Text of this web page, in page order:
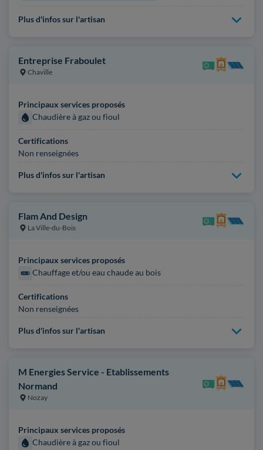
Plus d'infos sur l'artisan
Entreprise Fraboulet
Chaville
Principaux services proposés
Chaudière à gaz ou fioul
Certifications
Non renseignées
Plus d'infos sur l'artisan
Flam And Design
La Ville-du-Bois
Principaux services proposés
Chauffage et/ou eau chaude au bois
Certifications
Non renseignées
Plus d'infos sur l'artisan
M Energies Service - Etablissements
Normand
Nozay
Principaux services proposés
Chaudière à gaz ou fioul